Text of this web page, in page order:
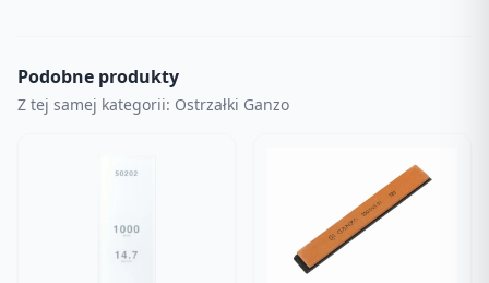
Podobne produkty
Z tej samej kategorii: Ostrzałki Ganzo